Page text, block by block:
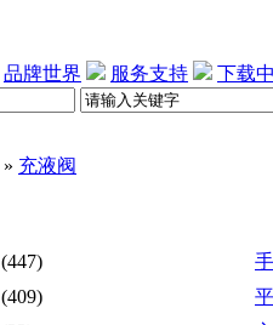
品牌世界 服务支持 下载
» 充液阀
(447)
(409)